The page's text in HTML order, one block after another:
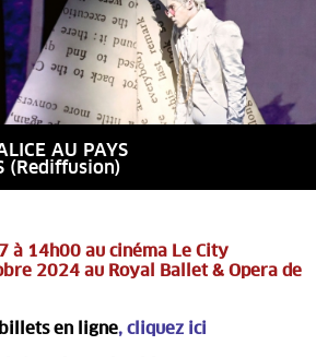
AU PAYS
(Rediffusion)
à 14h00 au cinéma Le City
2024 au Royal Ballet & Opera de
en ligne, cliquez ici